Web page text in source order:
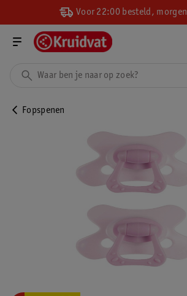
Voor 22:00 besteld,
Fopspenen